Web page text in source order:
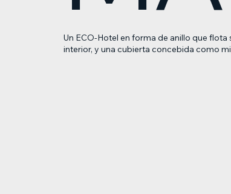
Un ECO-Hotel en forma de anillo que
interior, y una cubierta concebida como